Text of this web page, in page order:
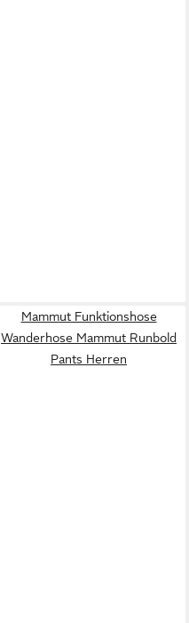
Mammut Funktionshose
Wanderhose Mammut Runbold
Pants Herren